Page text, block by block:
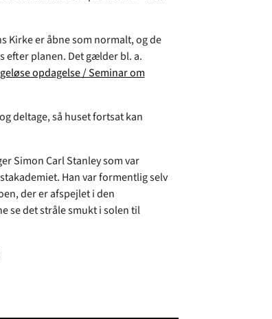
Kirke er åbne som normalt, og de
efter planen. Det gælder bl. a.
opdagelse / Seminar om
deltage, så huset fortsat kan
Simon Carl Stanley som var
Han var formentlig selv
der er afspejlet i den
se det stråle smukt i solen til